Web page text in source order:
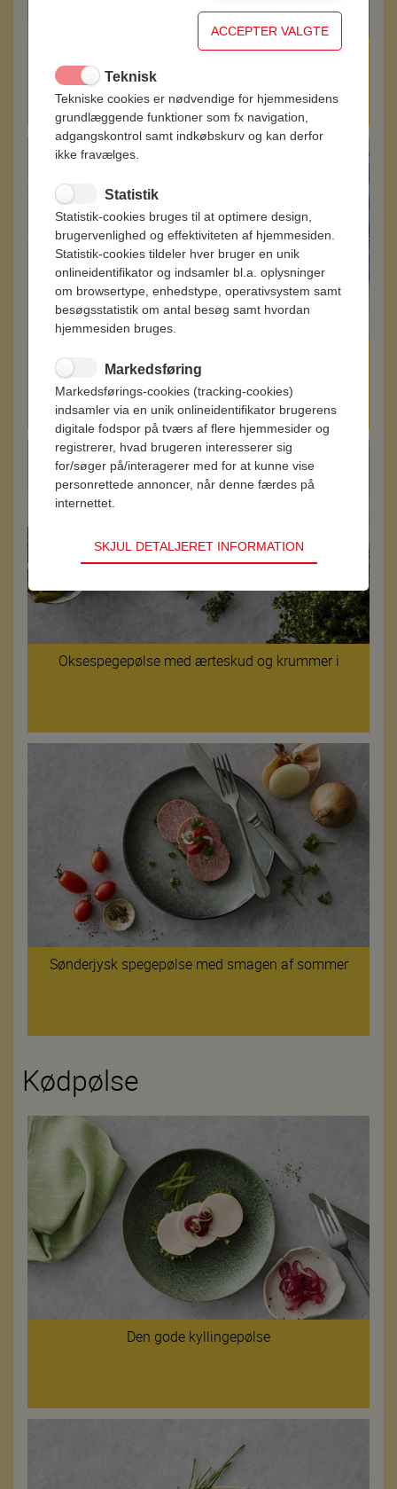
Hvidløgspølse med bid i
Kartoffelspegepølse på skift – eller på skrå
Oksespegepølse med ærteskud og krummer i
Sønderjysk spegepølse med smagen af sommer
Kødpølse
Den gode kyllingepølse
Teknisk
Tekniske cookies er nødvendige for hjemmesidens
grundlæggende funktioner som fx navigation,
adgangskontrol samt indkøbskurv og kan derfor
ikke fravælges.
Statistik
Statistik-cookies bruges til at optimere design,
brugervenlighed og effektiviteten af hjemmesiden.
Statistik-cookies tildeler hver bruger en unik
onlineidentifikator og indsamler bl.a. oplysninger
om browsertype, enhedstype, operativsystem samt
besøgsstatistik om antal besøg samt hvordan
hjemmesiden bruges.
Markedsføring
Markedsførings-cookies (tracking-cookies)
indsamler via en unik onlineidentifikator brugerens
digitale fodspor på tværs af flere hjemmesider og
registrerer, hvad brugeren interesserer sig
for/søger på/interagerer med for at kunne vise
personrettede annoncer, når denne færdes på
internettet.
SKJUL DETALJERET INFORMATION